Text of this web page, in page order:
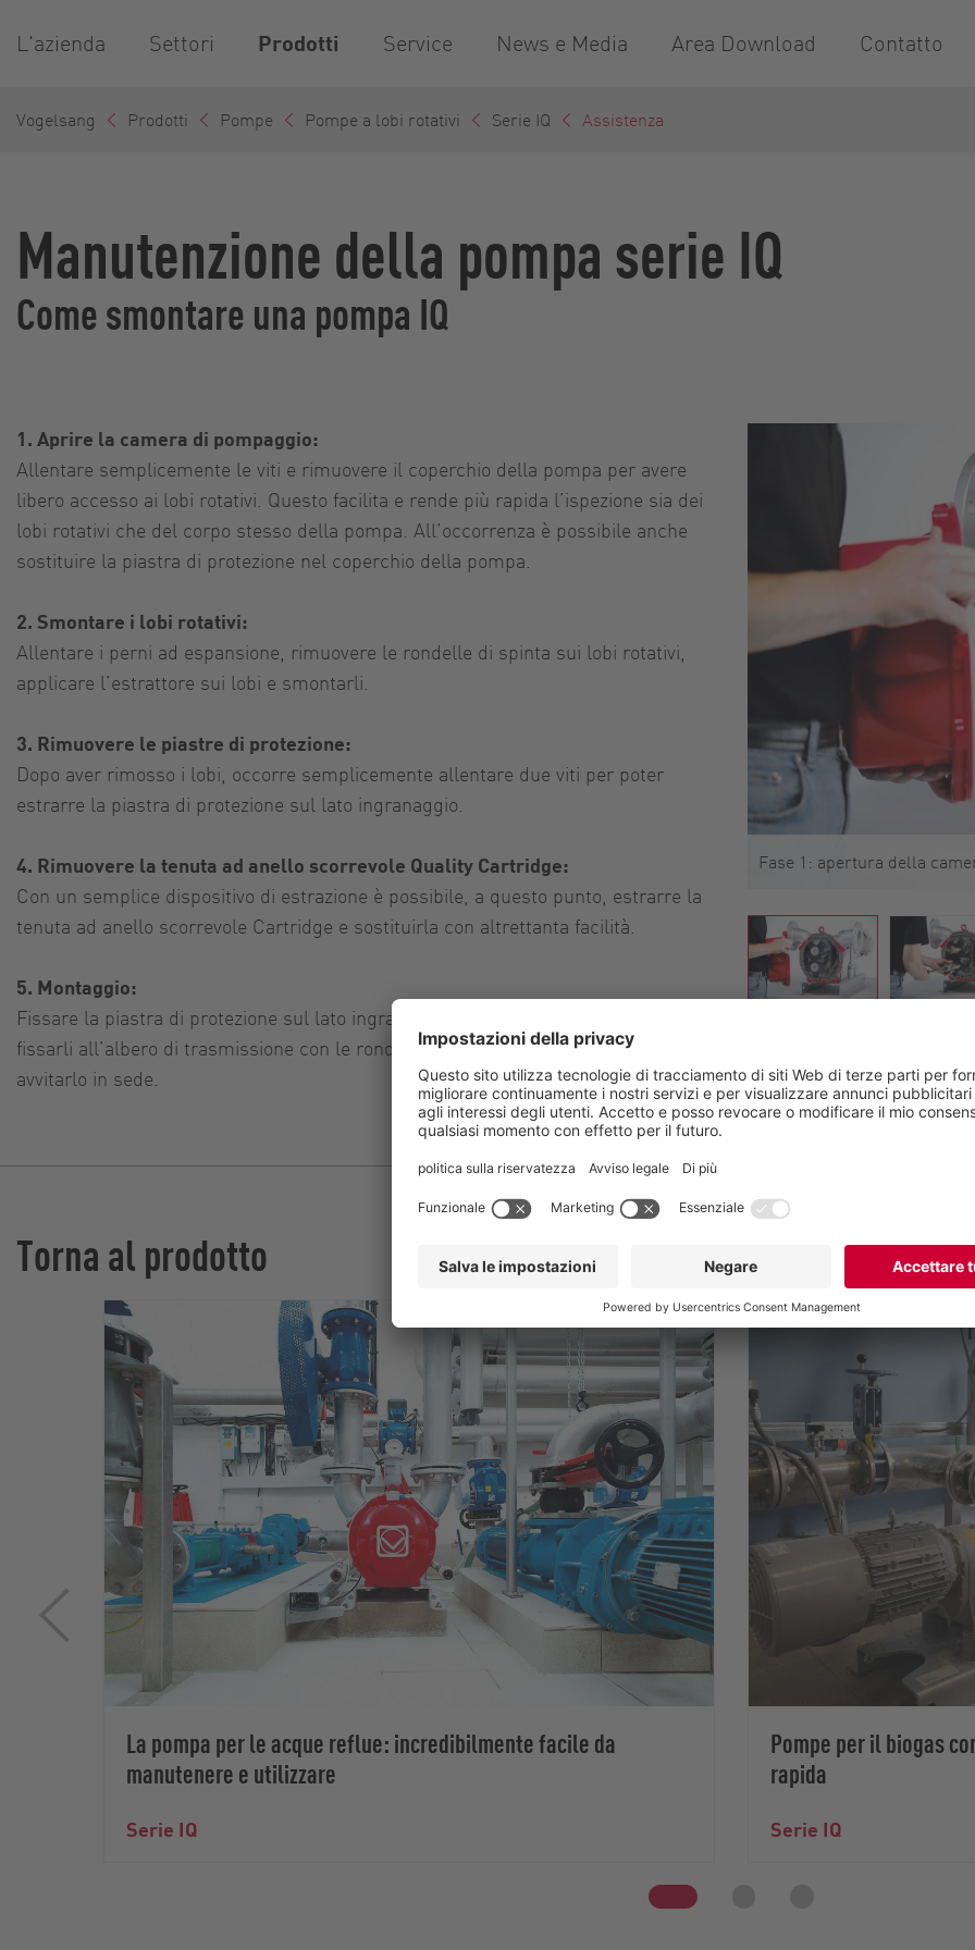
L'azienda Settori Prodotti Service News e Media Area Download Contatto
Vogelsang Prodotti Pompe Pompe a lobi rotativi Serie IQ Assistenza
Manutenzione della pompa serie IQ
Come smontare una pompa IQ
1. Aprire la camera di pompaggio:
Allentare semplicemente le viti e rimuovere il coperchio della pompa per avere
libero accesso ai lobi rotativi. Questo facilita e rende più rapida l’ispezione sia dei
lobi rotativi che del corpo stesso della pompa. All’occorrenza è possibile anche
sostituire la piastra di protezione nel coperchio della pompa.
2. Smontare i lobi rotativi:
Allentare i perni ad espansione, rimuovere le rondelle di spinta sui lobi rotativi,
applicare l’estrattore sui lobi e smontarli.
3. Rimuovere le piastre di protezione:
Dopo aver rimosso i lobi, occorre semplicemente allentare due viti per poter
estrarre la piastra di protezione sul lato ingranaggio.
4. Rimuovere la tenuta ad anello scorrevole Quality Cartridge:
Con un semplice dispositivo di estrazione è possibile, a questo punto, estrarre la
tenuta ad anello scorrevole Cartridge e sostituirla con altrettanta facilità.
5. Montaggio:
Fissare la piastra di protezione sul lato ingranaggio con due viti, montare i lobi e
fissarli all’albero di trasmissione con le rondelle di spinta, rimettere il coperchio e
avvitarlo in sede.
Fase 1: apertura della
Torna al prodotto
La pompa per le acque reflue: incredibilmente facile da
manutenere e utilizzare
Serie IQ
Pompe per il biogas
rapida
Serie IQ